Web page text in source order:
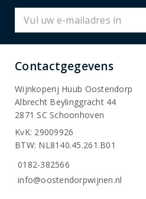
Contactgegevens
Wijnkoperij Huub Oostendorp
Albrecht Beylinggracht 44
2871 SC Schoonhoven
KvK: 29009926
BTW: NL8140.45.261.B01
0182-382566
info@oostendorpwijnen.nl